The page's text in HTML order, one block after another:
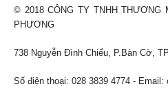
© 2018 CÔNG TY TNHH THƯƠNG
PHƯƠNG
738 Nguyễn Đình Chiểu, P.Bàn Cờ,
Số điện thoại: 028 3839 4774 - Email: